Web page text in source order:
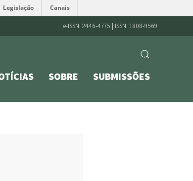
Legislação Canais
e-ISSN: 2446-4775 | ISSN: 1808-9569
SOBRE SUBMISSÕES